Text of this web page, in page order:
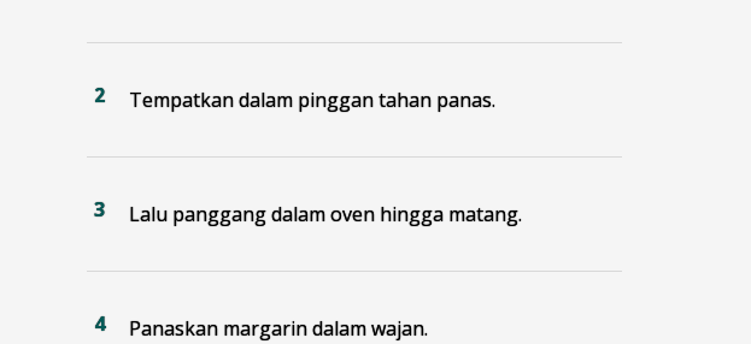
Tempatkan dalam pinggan tahan panas.
Lalu panggang dalam oven hingga matang.
Panaskan margarin dalam wajan.